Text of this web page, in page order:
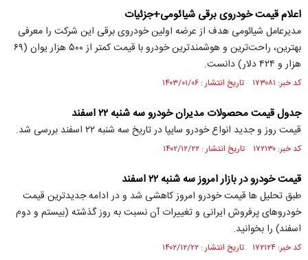
اعلام قیمت خودروی برقی شیائومی+جزئیات
مدیرعامل شیائومی هدف از عرضه اولین خودروی برقی این شرکت را معرفی
بهترین، راحت‌ترین و هوشمندترین خودرو با قیمت کمتر از ۵۰۰ هزار یوان (۶۹
هزار و ۴۲۴ دلار) دانست.
کد خبر: ۱۷۳۰۸۱ تاریخ انتشار : ۱۴۰۳/۰۱/۰۶
جدول قیمت محصولات مدیران خودرو سه شنبه ۲۲ اسفند
قیمت روز و جدید انواع خودرو سایپا در تاریخ سه شنبه ۲۲ اسفند بررسی شد.
کد خبر: ۱۷۲۱۳۰ تاریخ انتشار : ۱۴۰۲/۱۲/۲۲
قیمت خودرو در بازار امروز سه شنبه ۲۲ اسفند
طبق تحلیل ها قیمت خودرو امروز کاهشی شد و در ادامه جدیدترین قیمت
خودرو‌های پرفروش ایرانی و تغییرات آن نسبت به روز گذشته (بیستم و دوم
اسفند) را بخوانید.
کد خبر: ۱۷۲۱۲۴ تاریخ انتشار : ۱۴۰۲/۱۲/۲۲